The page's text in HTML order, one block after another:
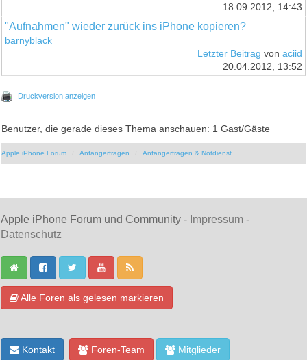
18.09.2012, 14:43
"Aufnahmen" wieder zurück ins iPhone kopieren?
barnyblack
Letzter Beitrag von aciid
20.04.2012, 13:52
Druckversion anzeigen
Benutzer, die gerade dieses Thema anschauen: 1 Gast/Gäste
Apple iPhone Forum Anfängerfragen Anfängerfragen & Notdienst
Apple iPhone Forum und Community - Impressum -
Datenschutz
Alle Foren als gelesen markieren
Kontakt Foren-Team Mitglieder